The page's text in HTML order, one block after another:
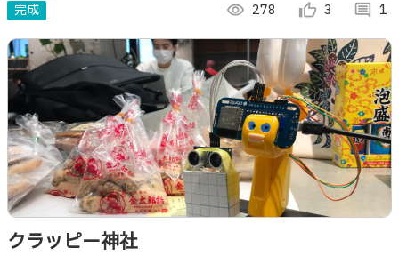
完成 visibility 278 thumb_up_alt 3 comment 1
クラッピー神社